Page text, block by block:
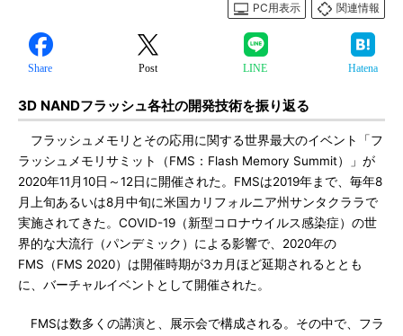
PC用表示
関連情報
Share Post LINE Hatena
3D NANDフラッシュ各社の開発技術を振り返る
フラッシュメモリとその応用に関する世界最大のイベント「フ
ラッシュメモリサミット（FMS：Flash Memory Summit）」が
2020年11月10日～12日に開催された。FMSは2019年まで、毎年8
月上旬あるいは8月中旬に米国カリフォルニア州サンタクララで
実施されてきた。COVID-19（新型コロナウイルス感染症）の世
界的な大流行（パンデミック）による影響で、2020年の
FMS（FMS 2020）は開催時期が3カ月ほど延期されるととも
に、バーチャルイベントとして開催された。
FMSは数多くの講演と、展示会で構成される。その中で、フラ